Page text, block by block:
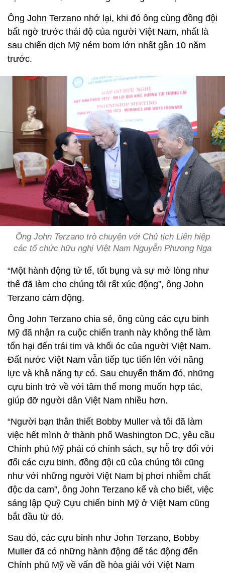
Ông John Terzano nhớ lại, khi đó ông cùng đồng đội
bất ngờ trước thái độ của người Việt Nam, nhất là
sau chiến dịch Mỹ ném bom lớn nhất gần 10 năm
trước.
Ông John Terzano trò chuyện với Chủ tịch Liên hiệp
các tổ chức hữu nghị Việt Nam Nguyễn Phương Nga
“Một hành động tử tế, tốt bụng và sự mở lòng như
thế đã làm cho chúng tôi rất xúc động”, ông John
Terzano cảm động.
Ông John Terzano chia sẻ, ông cùng các cựu binh
Mỹ đã nhận ra cuộc chiến tranh này không thể làm
tổn hại đến trái tim và khối óc của người Việt Nam.
Đất nước Việt Nam vẫn tiếp tục tiến lên với năng
lực và khả năng tự có. Sau chuyến thăm đó, những
cựu binh trở về với tâm thế mong muốn hợp tác,
giúp đỡ người dân Việt Nam nhiều hơn.
“Người bạn thân thiết Bobby Muller và tôi đã làm
việc hết mình ở thành phố Washington DC, yêu cầu
Chính phủ Mỹ phải có chính sách, sự hỗ trợ đối với
đối các cựu binh, đồng đội cũ của chúng tôi cũng
như với những người Việt Nam bị phơi nhiễm chất
độc da cam”, ông John Terzano kể và cho biết, việc
sáng lập Quỹ Cựu chiến binh Mỹ ở Việt Nam cũng
bắt đầu từ đó.
Sau đó, các cựu binh như John Terzano, Bobby
Muller đã có những hành động để tác động đến
Chính phủ Mỹ về vấn đề hòa giải với Việt Nam